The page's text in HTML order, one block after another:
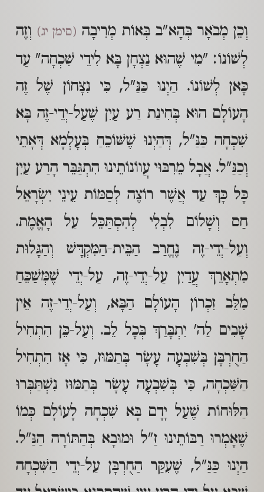
וְכֵן מְבֹאָר בְּהָא"ב בְּאוֹת מְרִיבָה (סימן יג) וְזֶה
לְשׁוֹנוֹ: "מִי שֶׁהוּא נַצְחָן בָּא לִידֵי שִׁכְחָה" עַד
כָּאן לְשׁוֹנוֹ. הַיְנוּ כַּנַּ"ל, כִּי נִצָּחוֹן שֶׁל זֶה
הָעוֹלָם הוּא בְּחִינַת רַע עַיִן שֶׁעַל-יְדֵי-זֶה בָּא
שִׁכְחָה כַּנַּ"ל, דְּהַיְנוּ שֶׁשּׁוֹכֵחַ בְּעָלְמָא דְּאָתֵי
וְכַנַּ"ל. אֲבָל מֵרִבּוּי עֲווֹנוֹתֵינוּ הִתְגַּבֵּר הָרַע עַיִן
כָּל כָּךְ עַד אֲשֶׁר רוֹצֶה לְסַמּוֹת עֵינֵי יִשְׂרָאֵל
חַס וְשָׁלוֹם לִבְלִי לְהִסְתַּכֵּל עַל הָאֱמֶת.
וְעַל-יְדֵי-זֶה נֶחֱרַב הַבֵּית-הַמִּקְדָּשׁ וְהַגָּלוּת
מִתְאָרֵךְ עֲדַיִן עַל-יְדֵי-זֶה, עַל-יְדֵי שֶׁמְּשַׁכֵּחַ
מִלֵּב זִכְרוֹן הָעוֹלָם הַבָּא, וְעַל-יְדֵי-זֶה אֵין
שָׁבִים לַה' יִתְבָּרַךְ בְּכָל לֵב. וְעַל-כֵּן הִתְחִיל
הַחֻרְבָּן בְּשִׁבְעָה עָשָׂר בְּתַמּוּז, כִּי אָז הִתְחִיל
הַשִּׁכְחָה, כִּי בְּשִׁבְעָה עָשָׂר בְּתַמּוּז נִשְׁתַּבְּרוּ
הַלּוּחוֹת שֶׁעַל יָדָם בָּא שִׁכְחָה לָעוֹלָם כְּמוֹ
שֶׁאָמְרוּ רַבּוֹתֵינוּ זַ"ל וּמוּבָא בְּהַתּוֹרָה הַנַּ"ל.
הַיְנוּ כַּנַּ"ל, שֶׁעִקַּר הַחֻרְבָּן עַל-יְדֵי הַשִּׁכְחָה